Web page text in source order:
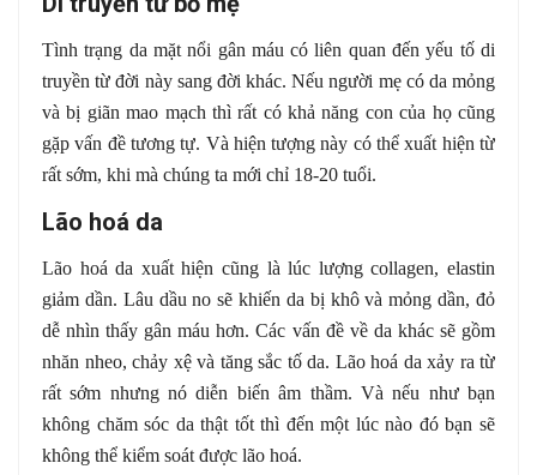
Tình trạng da mặt nổi gân máu có liên quan đến yếu tố di
truyền từ đời này sang đời khác. Nếu người mẹ có da mỏng
và bị giãn mao mạch thì rất có khả năng con của họ cũng
gặp vấn đề tương tự. Và hiện tượng này có thể xuất hiện từ
rất sớm, khi mà chúng ta mới chỉ 18-20 tuổi.
Lão hoá da
Lão hoá da xuất hiện cũng là lúc lượng collagen, elastin
giảm dần. Lâu dầu no sẽ khiến da bị khô và mỏng dần, đỏ
dễ nhìn thấy gân máu hơn. Các vấn đề về da khác sẽ gồm
nhăn nheo, chảy xệ và tăng sắc tố da. Lão hoá da xảy ra từ
rất sớm nhưng nó diễn biến âm thầm. Và nếu như bạn
không chăm sóc da thật tốt thì đến một lúc nào đó bạn sẽ
không thể kiểm soát được lão hoá.